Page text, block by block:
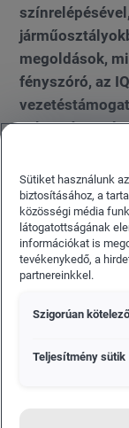
megoldások,
fényszóró, az
sebességtartó
Volkswagen
ACCELERATE
Sütiket használunk
biztosításához, a
közösségi média
látogatottságának
információkat is
tevékenykedő, a
partnereinkkel.
Szigorúan
Teljesítmény sütik